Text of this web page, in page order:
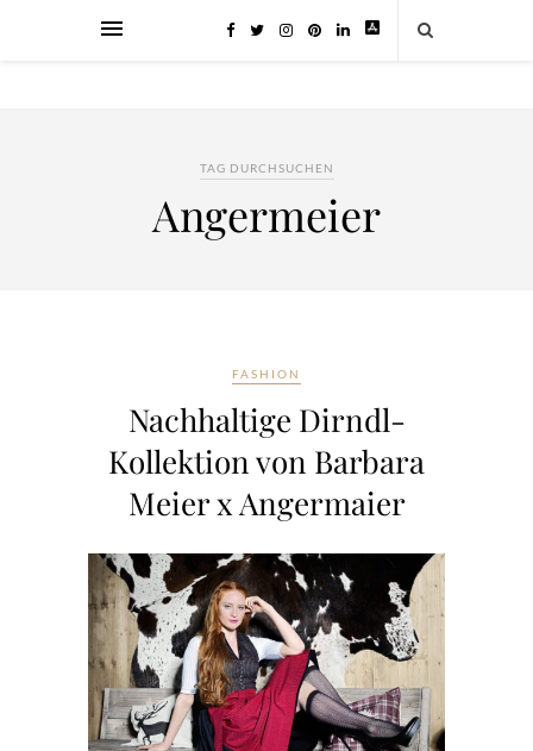
TAG DURCHSUCHEN
Angermeier
FASHION
Nachhaltige Dirndl-
Kollektion von Barbara
Meier x Angermaier